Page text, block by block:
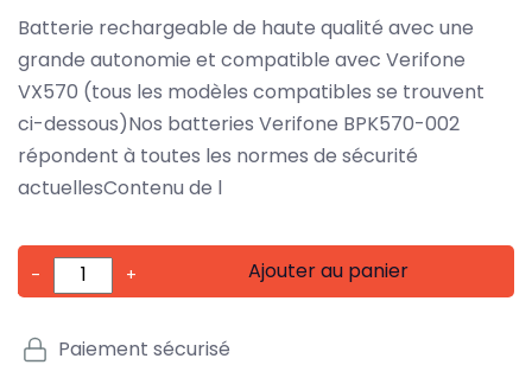
Batterie rechargeable de haute qualité avec une
grande autonomie et compatible avec Verifone
VX570 (tous les modèles compatibles se trouvent
ci-dessous)Nos batteries Verifone BPK570-002
répondent à toutes les normes de sécurité
actuellesContenu de l
- + Ajouter au panier
Paiement sécurisé